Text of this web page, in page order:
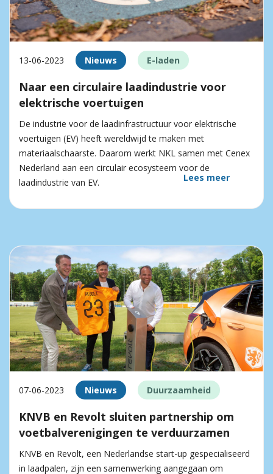
13-06-2023 Nieuws E-laden
Naar een circulaire laadindustrie voor
elektrische voertuigen
De industrie voor de laadinfrastructuur voor elektrische
voertuigen (EV) heeft wereldwijd te maken met
materiaalschaarste. Daarom werkt NKL samen met Cenex
Nederland aan een circulair ecosysteem voor de
laadindustrie van EV.
Lees meer
07-06-2023 Nieuws Duurzaamheid
KNVB en Revolt sluiten partnership om
voetbalverenigingen te verduurzamen
KNVB en Revolt, een Nederlandse start-up gespecialiseerd
in laadpalen, zijn een samenwerking aangegaan om